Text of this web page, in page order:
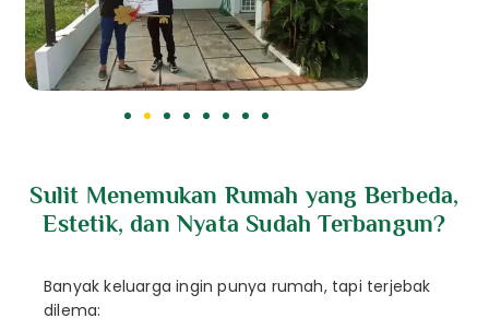
Sulit Menemukan Rumah yang Berbeda,
Estetik, dan Nyata Sudah Terbangun?
Banyak keluarga ingin punya rumah, tapi terjebak
dilema: